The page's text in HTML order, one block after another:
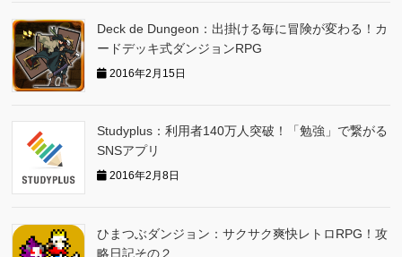
Deck de Dungeon：出掛ける毎に冒険が変わる！カ
ードデッキ式ダンジョンRPG
2016年2月15日
Studyplus：利用者140万人突破！「勉強」で繋がる
SNSアプリ
2016年2月8日
ひまつぶダンジョン：サクサク爽快レトロRPG！攻
略日記その２